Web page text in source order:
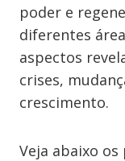
poder e
diferentes
aspectos
crises,
crescimento.
Veja abaixo